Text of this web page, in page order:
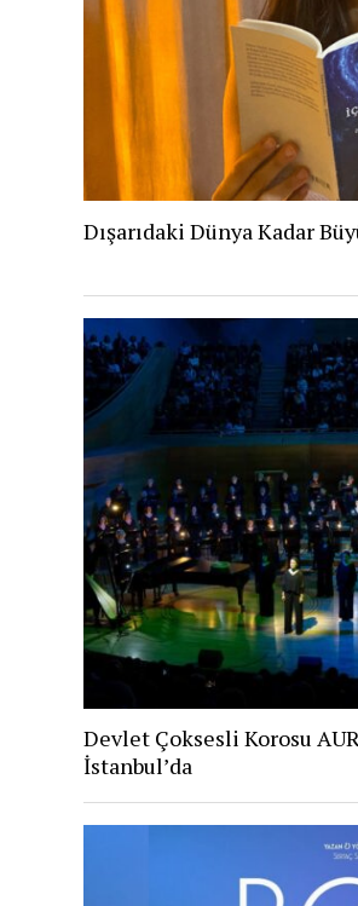
Dışarıdaki Dünya Kadar
Devlet Çoksesli Korosu
İstanbul’da